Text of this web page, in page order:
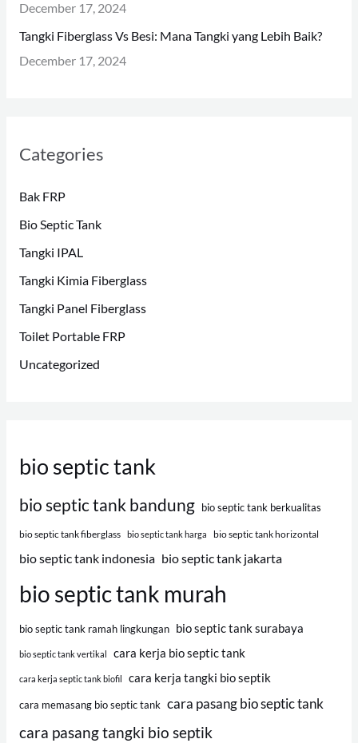
December 17, 2024
Tangki Fiberglass Vs Besi: Mana Tangki yang Lebih Baik?
December 17, 2024
Categories
Bak FRP
Bio Septic Tank
Tangki IPAL
Tangki Kimia Fiberglass
Tangki Panel Fiberglass
Toilet Portable FRP
Uncategorized
bio septic tank
bio septic tank bandung bio septic tank berkualitas
bio septic tank fiberglass bio septic tank harga bio septic tank horizontal
bio septic tank indonesia bio septic tank jakarta
bio septic tank murah
bio septic tank ramah lingkungan bio septic tank surabaya
bio septic tank vertikal cara kerja bio septic tank
cara kerja septic tank biofil cara kerja tangki bio septik
cara memasang bio septic tank cara pasang bio septic tank
cara pasang tangki bio septik